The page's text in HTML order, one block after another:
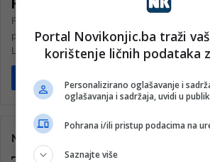
Fudbalski savez Srbije i Zajednica
pokrenut će disciplinski postupak protiv
Lalatovića, ali i stratega…
Pročitaj više
Najčitanije
Portal Novikonjic.ba traži
korištenje ličnih podataka
Personalizirano oglašavanje i
oglašavanja i sadržaja, uvidi u
Pohrana i/ili pristup podacima na
Saznajte više